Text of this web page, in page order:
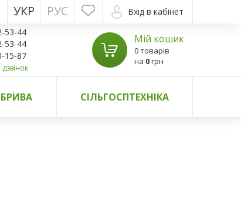
Вхід в кабінет
РУС
УКР
53-44
53-44
15-87
Мій кошик
0 товарів
на 0грн
СІЛЬГОСПТЕХНІКА